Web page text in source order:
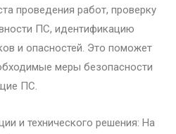
проведения работ, проверку
ПС, идентификацию
и опасностей. Это поможет
меры безопасности
ПС.
и технического решения: На